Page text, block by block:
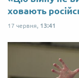
ховають
17 червня, 13:41